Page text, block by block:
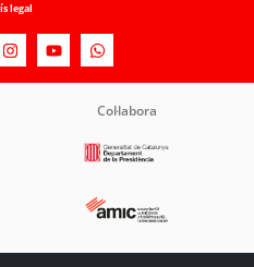
legal
Col·labora